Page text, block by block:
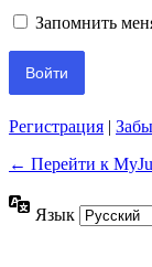
Запомнить
Регистрация |
← Перейти к
Язык